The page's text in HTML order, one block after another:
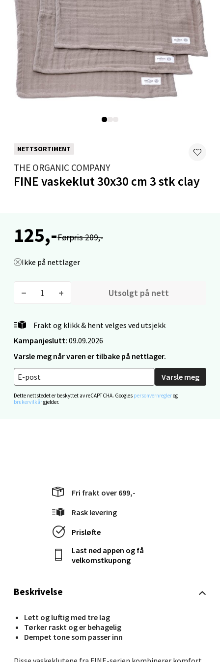
NETTSORTIMENT
THE ORGANIC COMPANY
FINE vaskeklut 30x30 cm 3 stk clay
125,-Førpris 209,-
Ikke på nettlager
Utsolgt på nett
Frakt og klikk & hent velges ved utsjekk
Kampanjeslutt: 09.09.2026
Varsle meg når varen er tilbake på nettlager.
Varsle meg
Dette nettstedet er beskyttet av reCAPTCHA. Googles personvernreglerog
brukervilkårgjelder.
Beskrivelse
Lett og luftig med tre lag
Tørker raskt og er behagelig
Dempet tone som passer inn
Fri frakt over 699,-
Rask levering
Prisløfte
Last ned appen og få
velkomstkupong
0 i butikk
Velg
Mandal - Alti Mandal
Skarvøyveien 55, 4517 Mandal
Fridtjof Nansensgate 22, 8622 Mo i Rana
Åpent i dag 10-18
Ålesund - Thon Senter Moa
Langelandsvegen 25, 6010 Ålesund
Åpent i dag 10-18
0 i butikk
Åpent i dag 10-18
0 i butikk
Narvik - Thon Senter Malmporten
Åpent i dag 10-18
0 i butikk